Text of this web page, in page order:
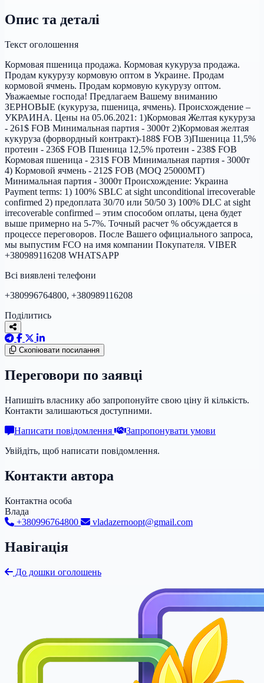
Опис та деталі
Текст оголошення
Кормовая пшеница продажа. Кормовая кукуруза продажа.
Продам кукурузу кормовую оптом в Украине. Продам
кормовой ячмень. Продам кормовую кукурузу оптом.
Уважаемые господа! Предлагаем Вашему вниманию
ЗЕРНОВЫЕ (кукуруза, пшеница, ячмень). Происхождение –
УКРАИНА. Цены на 05.06.2021: 1)Кормовая Желтая кукуруза
- 261$ FOB Минимальная партия - 3000т 2)Кормовая желтая
кукуруза (форвордный контракт)-188$ FOB 3)Пшеница 11,5%
протеин - 236$ FOB Пшеница 12,5% протеин - 238$ FOB
Кормовая пшеница - 231$ FOB Минимальная партия - 3000т
4) Кормовой ячмень - 212$ FOB (MOQ 25000MT)
Минимальная партия - 3000т Происхождение: Украина
Payment terms: 1) 100% SBLC at sight unconditional irrecoverable
confirmed 2) предоплата 30/70 или 50/50 3) 100% DLC at sight
irrecoverable confirmed – этим способом оплаты, цена будет
выше примерно на 5-7%. Точный расчет % обсуждается в
процессе переговоров. После Вашего официального запроса,
мы выпустим FCO на имя компании Покупателя. VIBER
+380989116208 WHATSAPP
Всі виявлені телефони
+380996764800, +380989116208
Поділитись
Скопіювати посилання
Переговори по заявці
Напишіть власнику або запропонуйте свою ціну й кількість.
Контакти залишаються доступними.
Написати повідомлення
Запропонувати умови
Увійдіть, щоб написати повідомлення.
Контакти автора
Контактна особа
Влада
+380996764800
vladazernoopt@gmail.com
Навігація
До дошки оголошень